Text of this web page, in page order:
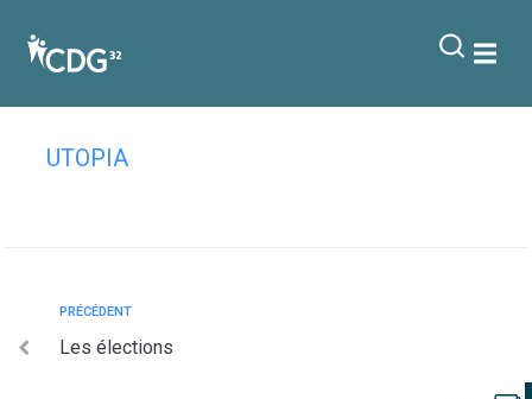
Les attaques informatiques
UTOPIA
PRÉCÉDENT
Les élections